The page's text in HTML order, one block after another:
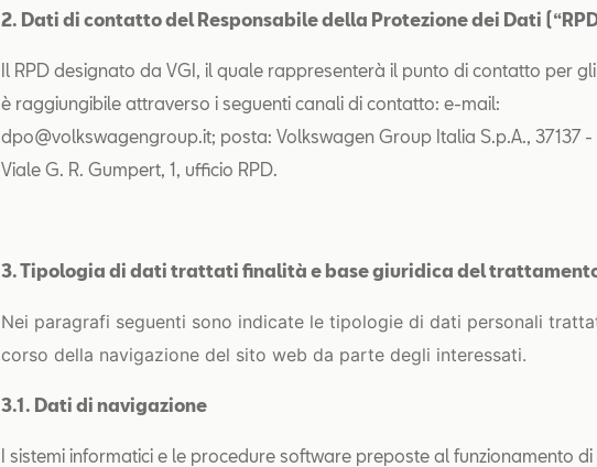
2. Dati di contatto del Responsabile della Protezione dei Dati
Il RPD designato da VGI, il quale rappresenterà il punto di contatto per
è raggiungibile attraverso i seguenti canali di contatto: e-mail:
dpo@volkswagengroup.it; posta: Volkswagen Group Italia S.p.A., 37137 -
Viale G. R. Gumpert, 1, ufficio RPD.
3. Tipologia di dati trattati finalità e base giuridica del
Nei paragrafi seguenti sono indicate le tipologie di dati personali
corso della navigazione del sito web da parte degli interessati.
3.1. Dati di navigazione
I sistemi informatici e le procedure software preposte al funzionamento